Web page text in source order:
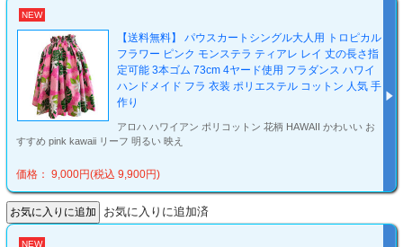
NEW
【送料無料】 パウスカートシングル大人用 トロピカル
フラワー ピンク モンステラ ティアレ レイ 丈の長さ指
定可能 3本ゴム 73cm 4ヤード使用 フラダンス ハワイ
ハンドメイド フラ 衣装 ポリエステル コットン 人気 手
作り
アロハ ハワイアン ポリコットン 花柄 HAWAII かわいい お
すすめ pink kawaii リーフ 明るい 映え
価格： 9,000円(税込 9,900円)
お気に入りに追加済
NEW